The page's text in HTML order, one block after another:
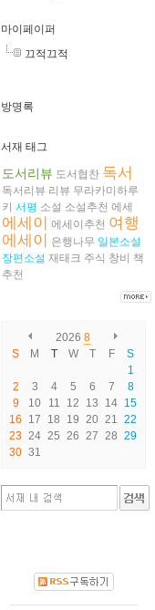
마이페이퍼
끄적끄적
방명록
서재 태그
도서리뷰 도서협찬 독서
독서리뷰 리뷰 무라카미하루
키 서평 소설 소설추천 에세
에세이 에세이추천 여행
에세이 은행나무 일본소설
장편소설 재태크 주식 창비
책
추천
2026 8
S
M T W T F
S
1
2
3 4 5 6 7
8
9
10 11 12 13 14 15
16
17 18 19 20 21 22
23 24 25 26 27 28 29
30 31